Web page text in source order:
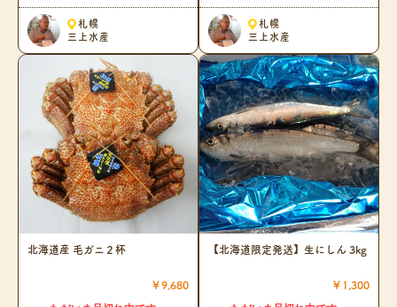
札幌
三上水産
札幌
三上水産
北海道産 毛ガニ２杯
￥9,680
【北海道限定発送】生にしん 3kg
￥1,300